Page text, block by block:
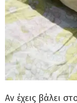
Αν έχεις βάλει